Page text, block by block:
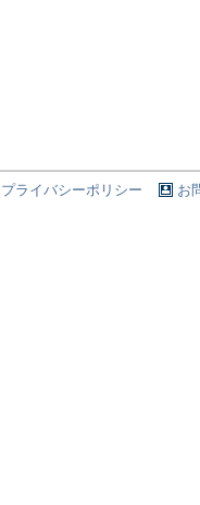
プライバシーポリシー お